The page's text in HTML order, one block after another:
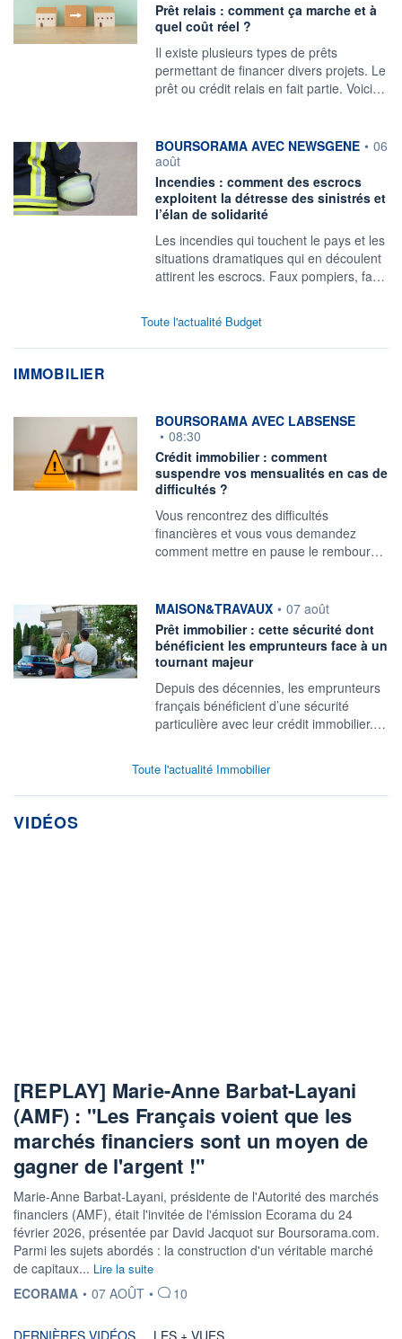
Prêt relais : comment ça marche et à
quel coût réel ?
Il existe plusieurs types de prêts
permettant de financer divers projets. Le
prêt ou crédit relais en fait partie. Voici…
information fournie par
BOURSORAMA AVEC NEWSGENE • 06
août
Incendies : comment des escrocs
exploitent la détresse des sinistrés et
l’élan de solidarité
Les incendies qui touchent le pays et les
situations dramatiques qui en découlent
attirent les escrocs. Faux pompiers, fa…
Toute l'actualité Budget
IMMOBILIER
information fournie par
BOURSORAMA AVEC LABSENSE
• 08:30
Crédit immobilier : comment
suspendre vos mensualités en cas de
difficultés ?
Vous rencontrez des difficultés
financières et vous vous demandez
comment mettre en pause le rembour…
information fournie par
MAISON&TRAVAUX • 07 août
Prêt immobilier : cette sécurité dont
bénéficient les emprunteurs face à un
tournant majeur
Depuis des décennies, les emprunteurs
français bénéficient d’une sécurité
particulière avec leur crédit immobilier.…
Toute l'actualité Immobilier
VIDÉOS
[REPLAY] Marie-Anne Barbat-Layani
(AMF) : "Les Français voient que les
marchés financiers sont un moyen de
gagner de l'argent !"
Marie-Anne Barbat-Layani, présidente de l'Autorité des marchés
financiers (AMF), était l'invitée de l'émission Ecorama du 24
février 2026, présentée par David Jacquot sur Boursorama.com.
Parmi les sujets abordés : la construction d'un véritable marché
de capitaux... Lire la suite
INFORMATION FOURNIE PAR
ECORAMA • 07 AOÛT • 10